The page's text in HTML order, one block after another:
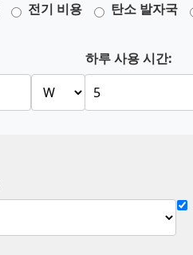
전기 비용 탄소 발자국
하루 사용 시간: